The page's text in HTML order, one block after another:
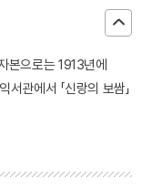
본으로는 1913년에
서관에서 「신랑의 보쌈」